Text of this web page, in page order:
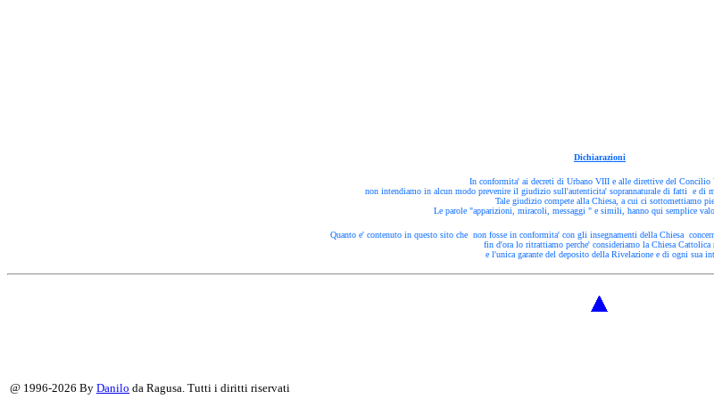
Dichiarazioni
In conformita' ai decreti di Urbano VIII e alle direttive del Concilio
non intendiamo in alcun modo prevenire il giudizio sull'autenticita' soprannaturale di fatti e di
Tale giudizio compete alla Chiesa, a cui ci sottomettiamo
Le parole "apparizioni, miracoli, messaggi " e simili, hanno qui semplice
Quanto e' contenuto in questo sito che non fosse in conformita' con gli insegnamenti della Chiesa
fin d'ora lo ritrattiamo perche' consideriamo la Chiesa Cattolica
e l'unica garante del deposito della Rivelazione e di ogni sua
@ 1996-2026 By Danilo da Ragusa. Tutti i diritti riservati